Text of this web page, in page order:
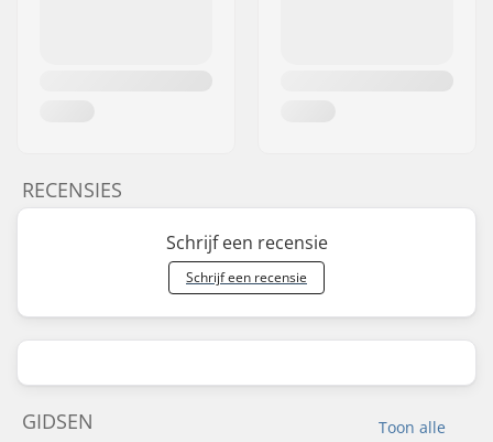
RECENSIES
Schrijf een recensie
Schrijf een recensie
Toon alle
GIDSEN